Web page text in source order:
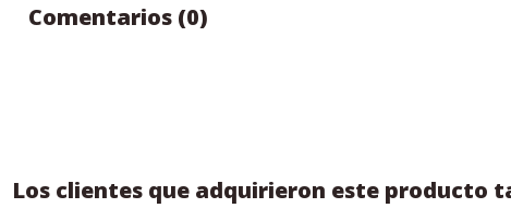
Comentarios (0)
Los clientes que adquirieron este producto